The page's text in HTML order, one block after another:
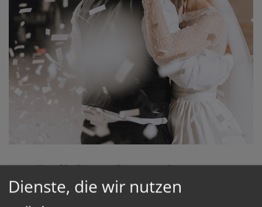
Zusätzliche Informationen zur
Trauung
Dienste, die wir nutzen